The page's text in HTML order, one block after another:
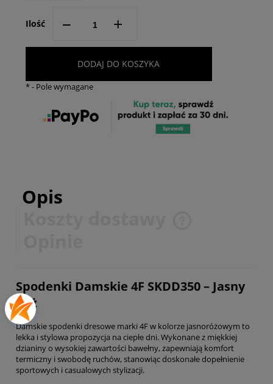
Ilość -- +
DODAJ DO KOSZYKA
*- Pole wymagane
Opis
Spodenki Damskie 4F SKDD350 – Jasny
Róż
Damskie spodenki dresowe marki 4F w kolorze jasnoróżowym to
lekka i stylowa propozycja na ciepłe dni. Wykonane z miękkiej
dzianiny o wysokiej zawartości bawełny, zapewniają komfort
termiczny i swobodę ruchów, stanowiąc doskonałe dopełnienie
sportowych i casualowych stylizacji.